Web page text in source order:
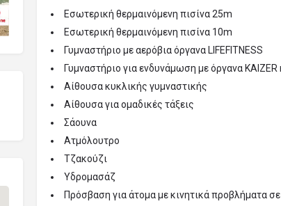
Εσωτερική θερμαινόμενη πισίνα 25m
Εσωτερική θερμαινόμενη πισίνα 10m
Γυμναστήριο με αερόβια όργανα LIFEFITNESS
Γυμναστήριο για ενδυνάμωση με όργανα KAIZER
Αίθουσα κυκλικής γυμναστικής
Αίθουσα για ομαδικές τάξεις
Σάουνα
Ατμόλουτρο
Τζακούζι
Υδρομασάζ
Πρόσβαση για άτομα με κινητικά προβλήματα